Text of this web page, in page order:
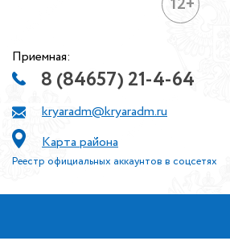
Приемная:
8 (84657) 21-4-64
kryaradm@kryaradm.ru
Карта района
Реестр официальных аккаунтов в соцсетях